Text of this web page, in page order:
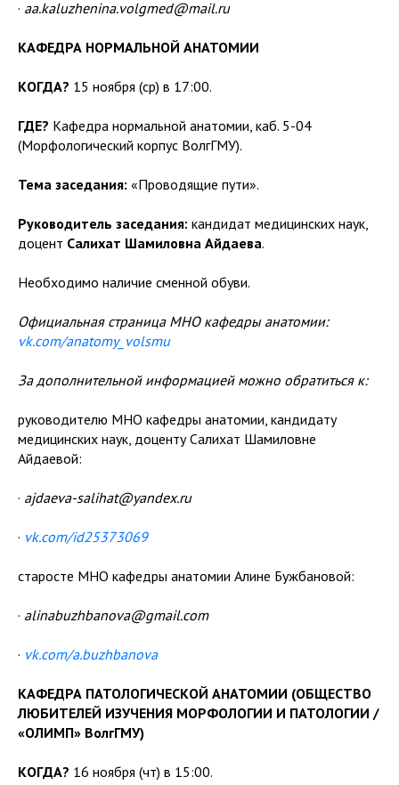
· aa.kaluzhenina.volgmed@mail.ru
КАФЕДРА НОРМАЛЬНОЙ АНАТОМИИ
КОГДА? 15 ноября (ср) в 17:00.
ГДЕ? Кафедра нормальной анатомии, каб. 5-04
(Морфологический корпус ВолгГМУ).
Тема заседания: «Проводящие пути».
Руководитель заседания: кандидат медицинских наук,
доцент Салихат Шамиловна Айдаева.
Необходимо наличие сменной обуви.
Официальная страница МНО кафедры анатомии:
vk.com/anatomy_volsmu
За дополнительной информацией можно обратиться к:
руководителю МНО кафедры анатомии, кандидату
медицинских наук, доценту Салихат Шамиловне
Айдаевой:
· ajdaeva-salihat@yandex.ru
· vk.com/id25373069
старосте МНО кафедры анатомии Алине Бужбановой:
· alinabuzhbanova@gmail.com
· vk.com/a.buzhbanova
КАФЕДРА ПАТОЛОГИЧЕСКОЙ АНАТОМИИ (ОБЩЕСТВО
ЛЮБИТЕЛЕЙ ИЗУЧЕНИЯ МОРФОЛОГИИ И ПАТОЛОГИИ /
«ОЛИМП» ВолгГМУ)
КОГДА? 16 ноября (чт) в 15:00.